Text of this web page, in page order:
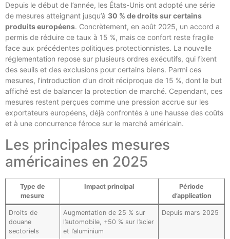
Depuis le début de l’année, les États-Unis ont adopté une série
de mesures atteignant jusqu’à 30 % de droits sur certains
produits européens. Concrètement, en août 2025, un accord a
permis de réduire ce taux à 15 %, mais ce confort reste fragile
face aux précédentes politiques protectionnistes. La nouvelle
réglementation repose sur plusieurs ordres exécutifs, qui fixent
des seuils et des exclusions pour certains biens. Parmi ces
mesures, l’introduction d’un droit réciproque de 15 %, dont le but
affiché est de balancer la protection de marché. Cependant, ces
mesures restent perçues comme une pression accrue sur les
exportateurs européens, déjà confrontés à une hausse des coûts
et à une concurrence féroce sur le marché américain.
Les principales mesures
américaines en 2025
Type de
mesure
Impact principal
Période
d’application
Droits de
douane
sectoriels
Augmentation de 25 % sur
l’automobile, +50 % sur l’acier
et l’aluminium
Depuis mars 2025